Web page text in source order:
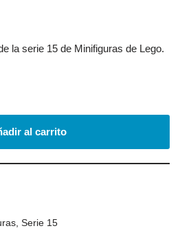
la serie 15 de Minifiguras de Lego.
al carrito
, Serie 15